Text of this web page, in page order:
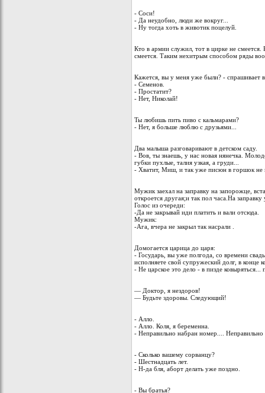
- Соси!
- Да неудобно, люди же вокруг...
- Ну тогда хоть в животик поцелуй.
Кто в армии служил, тот в цирке не смеется.
смеется. Таким нехитрым способом ряды
Кажется, вы у меня уже были? -
- Семенов.
- Простатит?
- Нет, Николай!
Ты любишь пить пиво с кальмарами?
- Нет, я больше люблю с друзьями...
Два малыша разговаривают в детском саду.
- Вов, ты знаешь, у нас новая нянечка.
губки пухлые, талия узкая, а груди...
- Хватит, Миш, и так уже писюн в горшок не
Мужик заехал на заправку на запорожце,
откроется другая;и так пол часа.На
Голос из очереди:
-Да не закрывай иди платить и вали отсюда.
Мужик:
-Ага, вчера не закрыл так насрали .
Домогается царица до царя:
- Государь, вы уже полгода, со времени
исполняете свой супружеский долг, в конце
- Не царское это дело - в пизде
— Доктор, я нездоров!
— Будьте здоровы. Следующий!
- Алло.
- Алло. Коля, я беременна.
- Неправильно набран номер....
- Сколько вашему сорванцу?
- Шестнадцать лет.
- Н-да бля, аборт делать уже поздно.
- Вы братья?